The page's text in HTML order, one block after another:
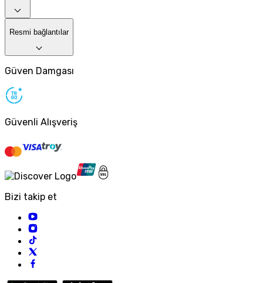
Resmi bağlantılar
Güven Damgası
Güvenli Alışveriş
Bizi takip et